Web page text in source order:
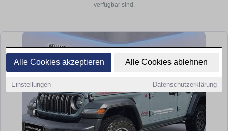
Alle Cookies akzeptieren Alle Cookies ablehnen
Einstellungen Datenschutzerklärung
verfügbar sind.